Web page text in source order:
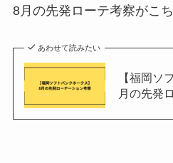
8月の先発ローテ考察がこち
あわせて読みたい
【福岡ソ
月の先発